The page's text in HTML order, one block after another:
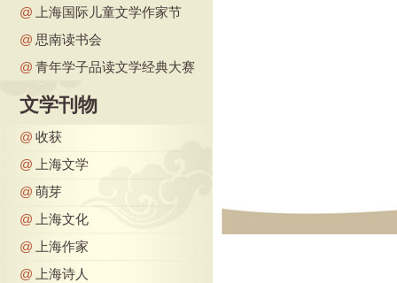
@
上海国际儿童文学作家节
@ 思南读书会
@ 青年学子品读文学经典大赛
文学刊物
@ 收获
@
上海文学
@ 萌芽
@
上海文化
@
上海作家
@
上海诗人